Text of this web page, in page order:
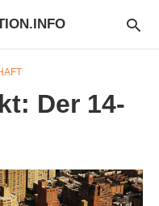
Der 14-